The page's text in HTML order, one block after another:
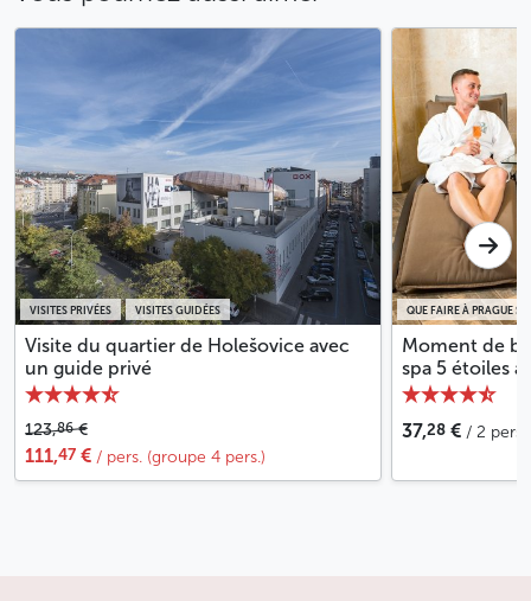
VISITES PRIVÉES VISITES GUIDÉES
Visite du quartier de Holešovice avec
un guide privé
123,86€
111,47 € / pers. (groupe 4 pers.)
QUE FAIRE À PRAGUE
Moment de
spa 5 étoiles à
37,28 € / 2 pers.